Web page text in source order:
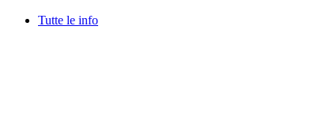
Tutte le info